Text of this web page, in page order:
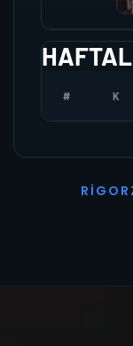
# K
R I G O R